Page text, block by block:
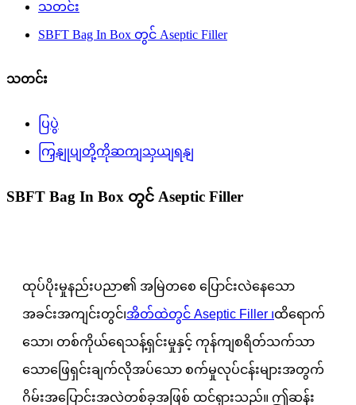
သတင်း
SBFT Bag In Box တွင် Aseptic Filler
သတင်း
ပြပွဲ
ကြှနျုပျတို့ကိုဆကျသှယျရနျ
SBFT Bag In Box တွင် Aseptic Filler
ထုပ်ပိုးမှုနည်းပညာ၏ အမြဲတစေ ပြောင်းလဲနေသော
အခင်းအကျင်းတွင်၊အိတ်ထဲတွင် Aseptic Filler ၊ထိရောက်
သော၊ တစ်ကိုယ်ရေသန့်ရှင်းမှုနှင့် ကုန်ကျစရိတ်သက်သာ
သောဖြေရှင်းချက်လိုအပ်သော စက်မှုလုပ်ငန်းများအတွက်
ဂိမ်းအပြောင်းအလဲတစ်ခုအဖြစ် ထင်ရှားသည်။ ဤဆန်း